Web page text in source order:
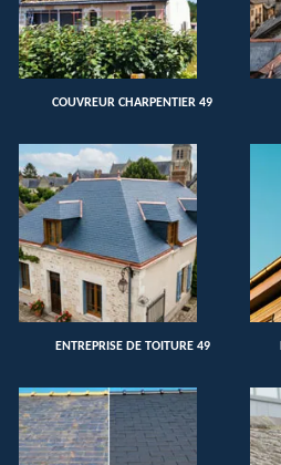
COUVREUR CHARPENTIER 49
ENTREPRISE DE TOITURE 49